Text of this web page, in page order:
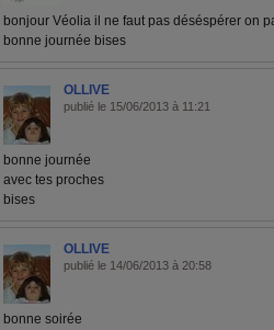
bonjour Véolia il ne faut pas déséspérer on
bonne journée bises
OLLIVE
publié le 15/06/2013 à 11:21
bonne journée
avec tes proches
bises
OLLIVE
publié le 14/06/2013 à 20:58
bonne soirée